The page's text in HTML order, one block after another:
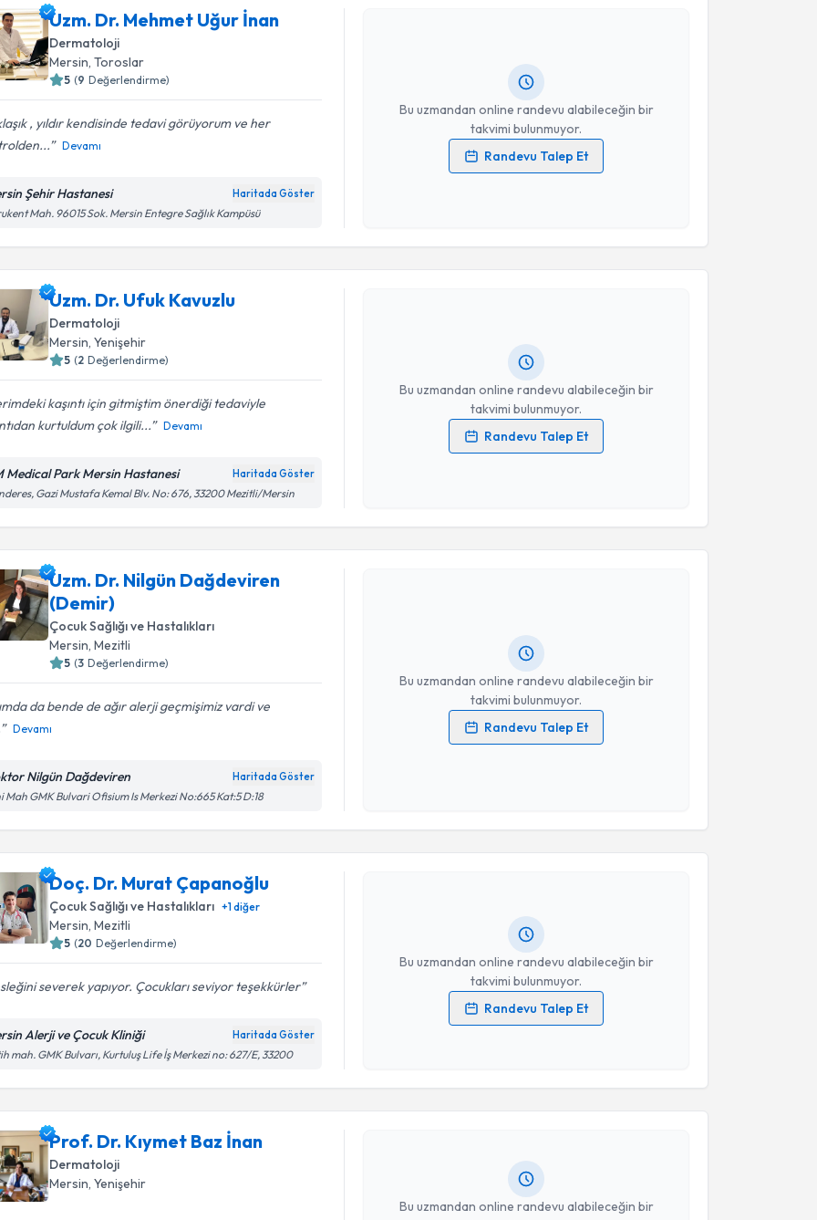
Uzm. Dr. Mehmet Uğur İnan
Dermatoloji
Mersin, Toroslar
5 (9 Değerlendirme)
, yıldır kendisinde tedavi görüyorum ve her
Devamı
Şehir Hastanesi Haritada Göster
Mah. 96015 Sok. Mersin Entegre Sağlık Kampüsü
Bu uzmandan online randevu alabileceğin bir
takvimi bulunmuyor.
Randevu Talep Et
Uzm. Dr. Mehmet Uğur İnan
Kişisel verilerimin işlenmesine ilişkinAydınlatma Metni
Takvim Talebini Gönder
Uzm. Dr. Ufuk Kavuzlu
Dermatoloji
Mersin, Yenişehir
5 (2 Değerlendirme)
kaşıntı için gitmiştim önerdiği tedaviyle
kurtuldum çok ilgili...
Devamı
Medical Park Mersin Hastanesi Haritada Göster
Gazi Mustafa Kemal Blv. No: 676, 33200 Mezitli/Mersin
Bu uzmandan online randevu alabileceğin bir
takvimi bulunmuyor.
Randevu Talep Et
Randevu Takvimi Talebi
Uzm. Dr. Ufuk Kavuzlu
Kişisel verilerimin işlenmesine ilişkinAydınlatma Metni
Takvim Talebini Gönder
Uzm. Dr. Nilgün Dağdeviren
(Demir)
Çocuk Sağlığı ve Hastalıkları
Mersin, Mezitli
5 (3 Değerlendirme)
da bende de ağır alerji geçmişimiz vardi ve
Devamı
Nilgün Dağdeviren Haritada Göster
Mah GMK Bulvari Ofisium Is Merkezi No:665 Kat:5 D:18
Bu uzmandan online randevu alabileceğin bir
takvimi bulunmuyor.
Randevu Talep Et
Randevu Takvimi Talebi
Kişisel verilerimin işlenmesine ilişkinAydınlatma Metni
Doç. Dr. Murat Çapanoğlu
Çocuk Sağlığı ve Hastalıkları +1diğer
Mersin, Mezitli
5 (20 Değerlendirme)
severek yapıyor. Çocukları seviyor teşekkürler
Alerji ve Çocuk Kliniği Haritada Göster
mah. GMK Bulvarı, Kurtuluş Life İş Merkezi no: 627/E, 33200
Bu uzmandan online randevu alabileceğin bir
takvimi bulunmuyor.
Randevu Talep Et
Kişisel verilerimin işlenmesine ilişkinAydınlatma Metni
Prof. Dr. Kıymet Baz İnan
Dermatoloji
Mersin, Yenişehir
Bu uzmandan online randevu alabileceğin bir
Prof. Dr. Kıymet Baz İnaniçin randevu takvimi talebi
oluşturun. Size bu uzmandan randevu almanız için bir takvim